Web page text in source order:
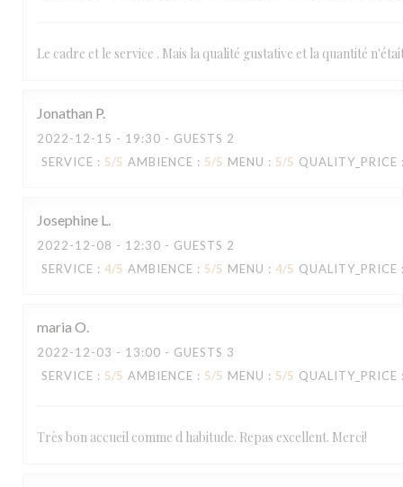
Le cadre et le service . Mais la qualité gustative et la quantité
Jonathan P
2022-12-15 - 19:30 - GUESTS 2
SERVICE : 5/5 AMBIENCE : 5/5 MENU : 5/5 QUALITY_PRICE
Josephine L
2022-12-08 - 12:30 - GUESTS 2
SERVICE : 4/5 AMBIENCE : 5/5 MENU : 4/5 QUALITY_PRICE
maria O
2022-12-03 - 13:00 - GUESTS 3
SERVICE : 5/5 AMBIENCE : 5/5 MENU : 5/5 QUALITY_PRICE
Très bon accueil comme d habitude. Repas excellent. Merci!